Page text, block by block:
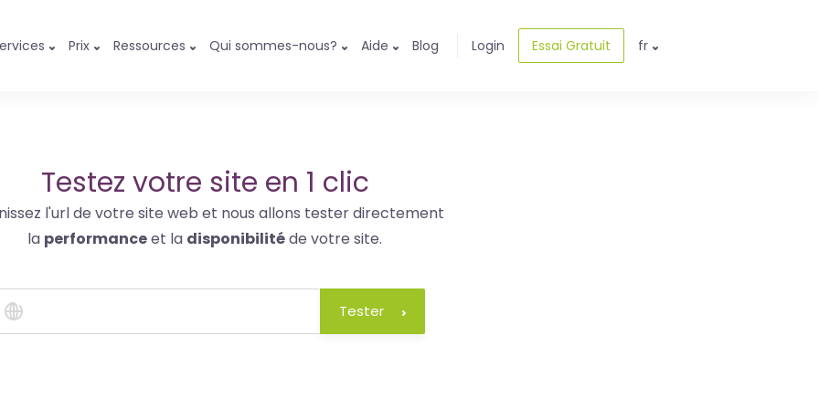
Prix Ressources Qui sommes-nous? Aide Blog Login Essai Gratuit fr
Testez votre site en 1 clic
l'url de votre site web et nous allons tester directement
la performanceet la disponibilitéde votre site.
Tester